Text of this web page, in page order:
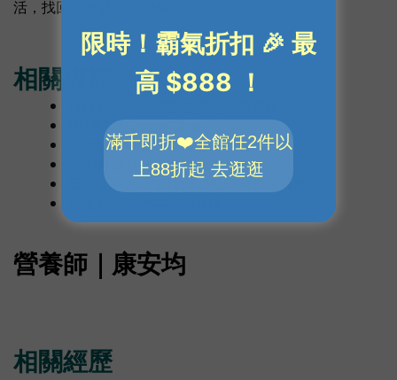
活，找回對身體的主控權。
相關經歷
MP專業培訓合作講師
衡悅庭健康管理公司合作營養師
Cofit群健科技合作線上營養師
華亞客戶資訊管理顧問公司合作營養師
營養師｜康安均
相關經歷